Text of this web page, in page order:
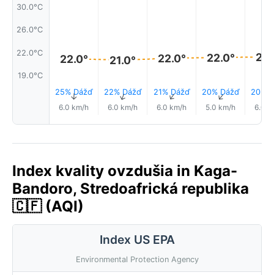
30.0°C
26.0°C
22.0°C
19.0°C
22.0°
25% Dážď
↑
6.0 km/h
21.0°
22% Dážď
↑
6.0 km/h
22.0°
21% Dážď
↑
6.0 km/h
22.0°
20% Dážď
↑
5.0 km/h
20%
6.0
Index kvality ovzdušia in Kaga-
Bandoro, Stredoafrická republika
🇨🇫 (AQI)
Index US EPA
Environmental Protection Agency